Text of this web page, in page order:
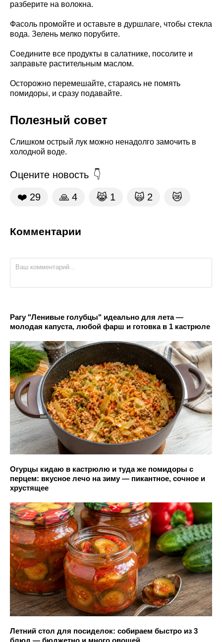
разберите на волокна.
Фасоль промойте и оставьте в дуршлаге, чтобы стекла
вода. Зелень мелко порубите.
Соедините все продукты в салатнике, посолите и
заправьте растительным маслом.
Осторожно перемешайте, стараясь не помять
помидоры, и сразу подавайте.
Полезный совет
Слишком острый лук можно ненадолго замочить в
холодной воде.
Оцените новость
❤️ 29 🙏 4 😹 1 🙀 2 😿
Комментарии
Рагу "Ленивые голубцы" идеально для лета —
молодая капуста, любой фарш и готовка в 1 кастрюле
Огурцы кидаю в кастрюлю и туда же помидоры с
перцем: вкусное лечо на зиму — пикантное, сочное и
хрустящее
Летний стол для посиделок: собираем быстро из 3
блюд — бюджетно и много овощей